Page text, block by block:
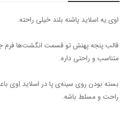
اوی یه اسلاید پاشنه بلند خیلی راحته.
قالب پنجه پهنش تو قسمت انگشت‌ها
متناسب و راحتی داره.
بسته بودن روی سینه‌ی پا در اسلاید اِوی
راحت و مسلط باشه.